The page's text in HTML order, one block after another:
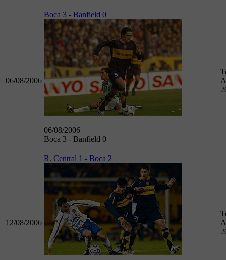
06/08/2006
Boca 3 - Banfield 0
06/08/2006
Boca 3 - Banfield 0
12/08/2006
R. Central 1 - Boca 2